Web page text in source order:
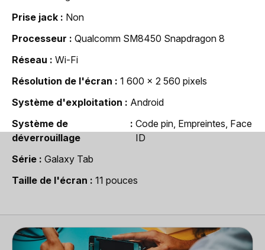
Prise jack
Non
Processeur
Qualcomm SM8450 Snapdragon 8
Réseau
Wi-Fi
Résolution de l'écran
1 600 x 2 560 pixels
Système d'exploitation
Android
Système de
déverrouillage
Code pin, Empreintes, Face
ID
Série
Galaxy Tab
Taille de l'écran
11 pouces